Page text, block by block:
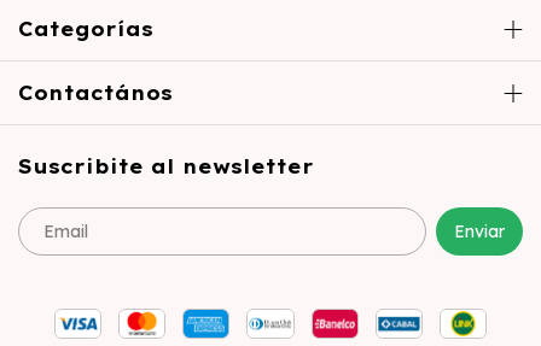
Categorías
Contactános
Suscribite al newsletter